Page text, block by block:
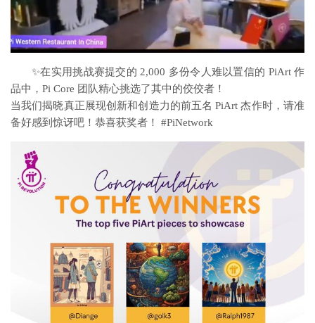
✨在实用挑战赛提交的 2,000 多份令人难以置信的 PiArt 作
品中，Pi Core 团队精心挑选了其中的佼佼者！
当我们揭晓真正展现创新和创造力的前五名 PiArt 杰作时，请准
备好感到惊讶吧！恭喜获奖者！ #PiNetwork